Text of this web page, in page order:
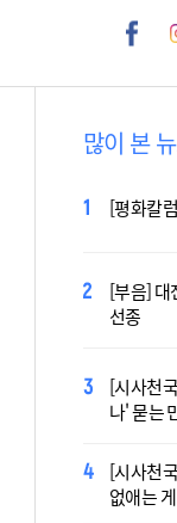
많이 본
[평화칼
[부음] 대
선종
[시사천
나' 묻는
[시사천
없애는
2027 서
오늘 공
2027 서
제가 공
대전신학
최연소
[시사천
발언 파